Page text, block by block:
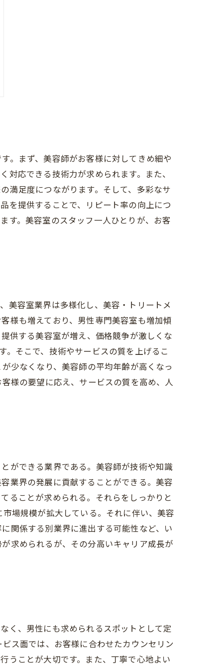
。まず、美容師がお客様に対してきめ細や
応できる技術力が求められます。また、
満足度につながります。そして、多彩なサ
を提供することで、リピート率の向上につ
す。美容室のスタッフ一人ひとりが、お客
美容室業界は多様化し、美容・トリートメ
様も増えており、男性専門美容室も増加傾
供する美容室が増え、価格競争が激しくな
。そこで、技術やサービスの質を上げるこ
少なくなり、美容師の平均年齢が高くなっ
様の要望に応え、サービスの質を高め、人
ができる業界である。美容師が技術や知識
業界の発展に貢献することができる。美容
ることが求められる。それらをしっかりと
場規模が拡大している。それに伴い、美容
関係する別業界に進出する可能性など、い
求められるが、その分高いキャリア成長が
く、男性にも求められるスポットとして定
ス面では、お客様に合わせたカウンセリン
うことが大切です。また、丁寧で心地よい